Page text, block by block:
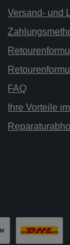
Versand- und
FAQ
Ihre Vorteile